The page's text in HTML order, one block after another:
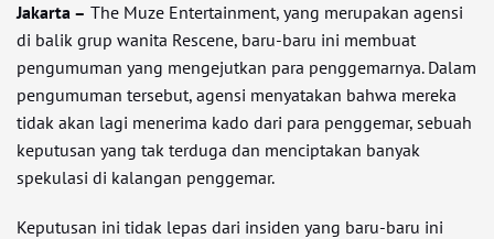
Jakarta – The Muze Entertainment, yang merupakan agensi
di balik grup wanita Rescene, baru-baru ini membuat
pengumuman yang mengejutkan para penggemarnya. Dalam
pengumuman tersebut, agensi menyatakan bahwa mereka
tidak akan lagi menerima kado dari para penggemar, sebuah
keputusan yang tak terduga dan menciptakan banyak
spekulasi di kalangan penggemar.
Keputusan ini tidak lepas dari insiden yang baru-baru ini